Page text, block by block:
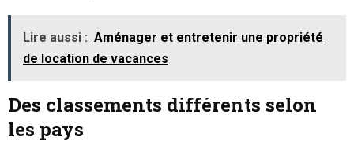
Lire aussi : Aménager et entretenir une propriété
de location de vacances
Des classements différents selon
les pays